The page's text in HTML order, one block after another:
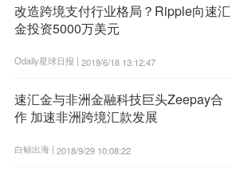
改造跨境支付行业格局？Ripple向速汇
金投资5000万美元
Odaily星球日报 | 2019/6/18 13:12:47
速汇金与非洲金融科技巨头Zeepay合
作 加速非洲跨境汇款发展
白鲸出海 | 2018/9/29 10:08:22